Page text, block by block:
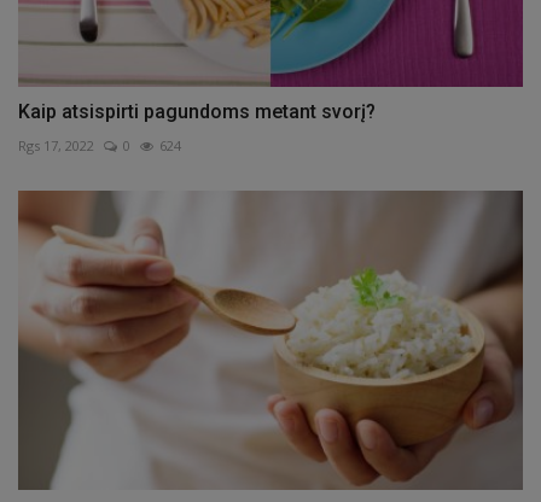
Kaip atsispirti pagundoms metant svorį?
Rgs 17, 2022 0 624